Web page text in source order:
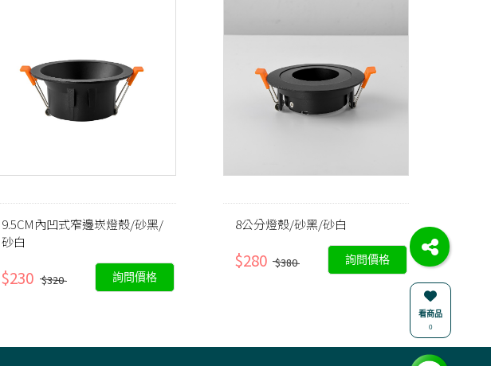
9.5CM內凹式窄邊崁燈殼/砂黑/
砂白
$230 $320 詢問價格
8公分燈殼/砂黑/砂白
$280 $380 詢問價格
看商品
0